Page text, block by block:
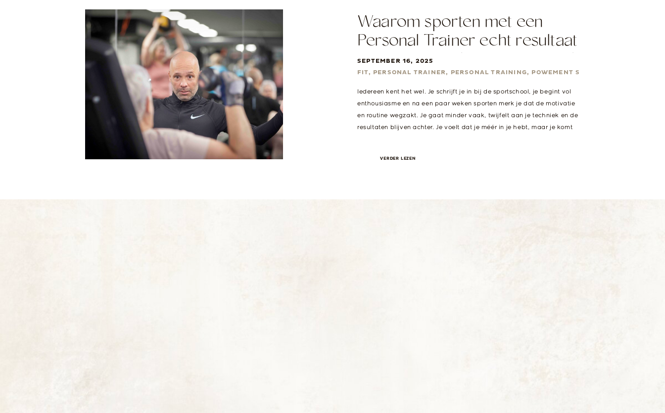
Iedereen kent het wel. Je schrijft je in bij de sportschool, je begint vol
enthousiasme en na een paar weken sporten merk je dat de motivatie
en routine wegzakt. Je gaat minder vaak, twijfelt aan je techniek en de
resultaten blijven achter. Je voelt dat je méér in je hebt, maar je komt
FIT, PERSONAL TRAINER, PERSONAL TRAINING, POWEMENT STUDIO
SEPTEMBER 16, 2025
Waarom sporten met een
Personal Trainer echt resultaat
geeft en jouw leven verandert!
VERDER LEZEN